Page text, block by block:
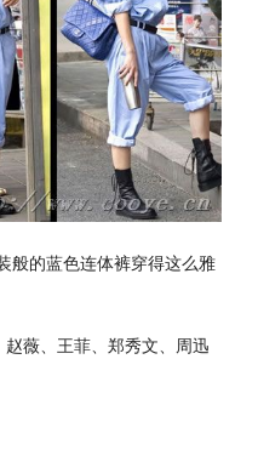
般的蓝色连体裤穿得这么雅
薇、王菲、郑秀文、周迅